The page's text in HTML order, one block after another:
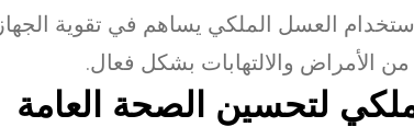
العسل الملكي يساهم في تقوية الجهاز
الأمراض والالتهابات بشكل فعال.
لتحسين الصحة العامة